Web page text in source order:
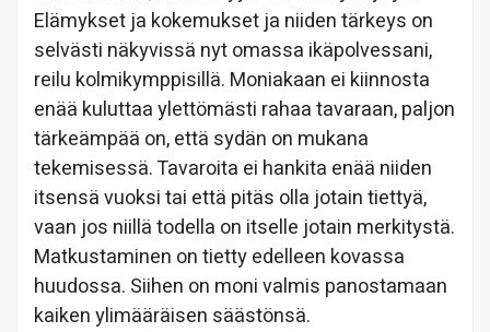
Elämykset ja kokemukset ja niiden tärkeys on
selvästi näkyvissä nyt omassa ikäpolvessani,
reilu kolmikymppisillä. Moniakaan ei kiinnosta
enää kuluttaa ylettömästi rahaa tavaraan, paljon
tärkeämpää on, että sydän on mukana
tekemisessä. Tavaroita ei hankita enää niiden
itsensä vuoksi tai että pitäs olla jotain tiettyä,
vaan jos niillä todella on itselle jotain merkitystä.
Matkustaminen on tietty edelleen kovassa
huudossa. Siihen on moni valmis panostamaan
kaiken ylimääräisen säästönsä.